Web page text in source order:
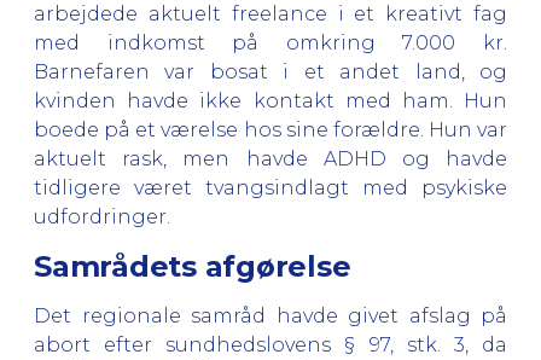
arbejdede aktuelt freelance i et kreativt fag
med indkomst på omkring 7.000 kr.
Barnefaren var bosat i et andet land, og
kvinden havde ikke kontakt med ham. Hun
boede på et værelse hos sine forældre. Hun var
aktuelt rask, men havde ADHD og havde
tidligere været tvangsindlagt med psykiske
udfordringer.
Samrådets afgørelse
Det regionale samråd havde givet afslag på
abort efter sundhedslovens § 97, stk. 3, da